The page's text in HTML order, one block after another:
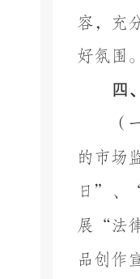
容，充
好氛围。
四
（
的市场
日 ”、
展
“法
品创作